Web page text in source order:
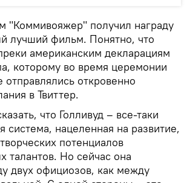
"Коммивояжер" получил награду
лучший фильм. Понятно, что
американским декларациям
которому во время церемонии
откровенно
в Твиттер.
что Голливуд – все-таки
система, нацеленная на развитие,
потенциалов
талантов. Но сейчас она
двух официозов, как между